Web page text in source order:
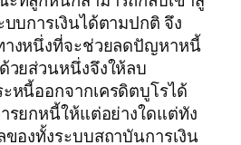
บการเงินได้ตามปกติ จึง
างหนึ่งที่จะช่วยลดปัญหาหนี้
วยส่วนหนึ่งจึงให้ลบ
หนี้ออกจากเครดิตบูโรได้
รยกหนี้ให้แต่อย่างใดแต่ทัง
องทั้งระบบสถาบันการเงิน